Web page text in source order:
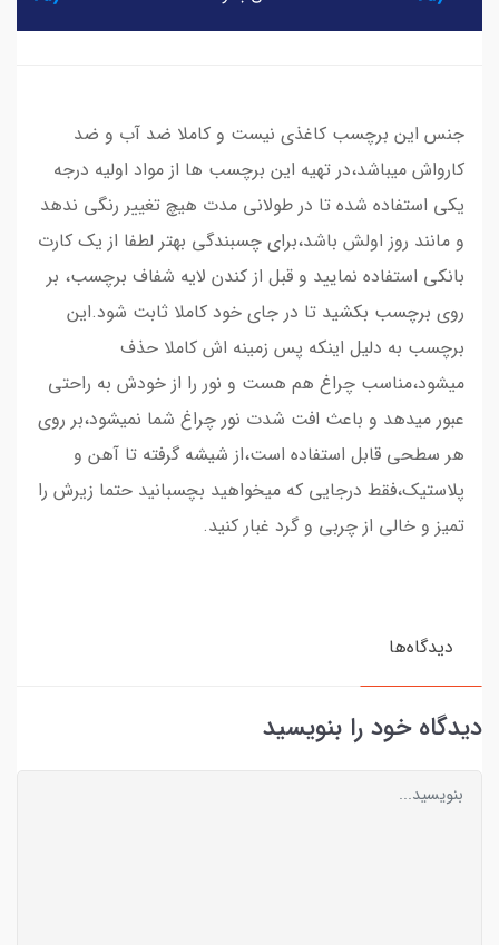
جنس این برچسب کاغذی نیست و کاملا ضد آب و ضد
کارواش میباشد،در تهیه این برچسب ها از مواد اولیه درجه
یکی استفاده شده تا در طولانی مدت هیچ تغییر رنگی ندهد
و مانند روز اولش باشد،برای چسبندگی بهتر لطفا از یک کارت
بانکی استفاده نمایید و قبل از کندن لایه شفاف برچسب، بر
روی برچسب بکشید تا در جای خود کاملا ثابت شود.این
برچسب به دلیل اینکه پس زمینه اش کاملا حذف
میشود،مناسب چراغ هم هست و نور را از خودش به راحتی
عبور میدهد و باعث افت شدت نور چراغ شما نمیشود،بر روی
هر سطحی قابل استفاده است،از شیشه گرفته تا آهن و
پلاستیک،فقط درجایی که میخواهید بچسبانید حتما زیرش را
تمیز و خالی از چربی و گرد غبار کنید.
دیدگاه‌ها
دیدگاه خود را بنویسید